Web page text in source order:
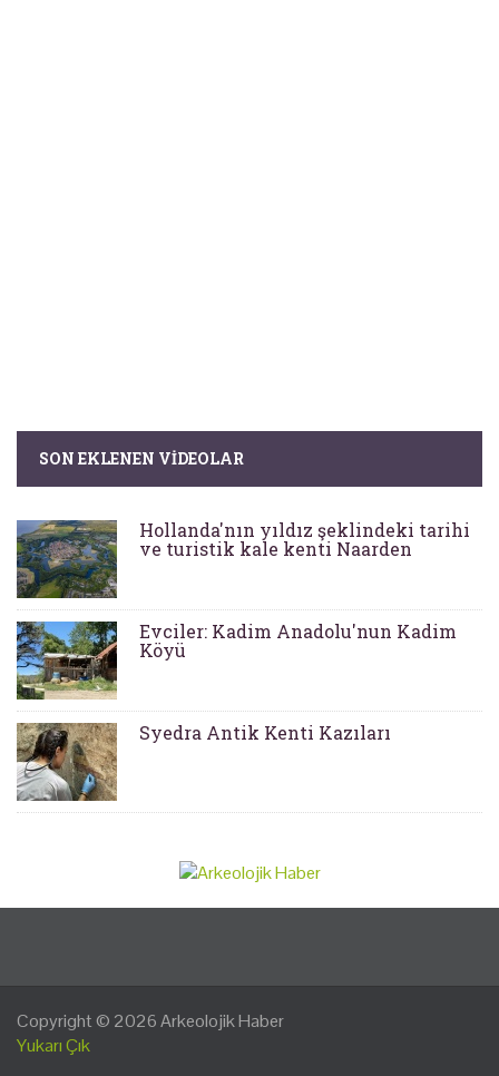
SON EKLENEN VIDEOLAR
Hollanda'nın yıldız şeklindeki tarihi
ve turistik kale kenti Naarden
Evciler: Kadim Anadolu'nun Kadim
Köyü
Syedra Antik Kenti Kazıları
Copyright © 2026Arkeolojik Haber
Yukarı Çık